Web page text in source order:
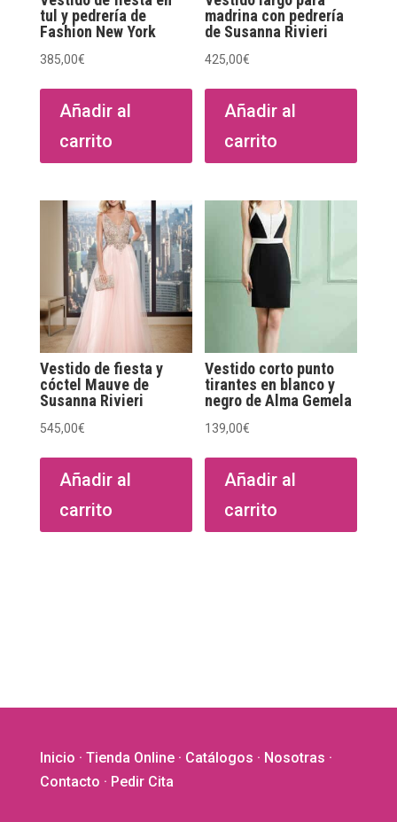
tul y pedrería de
Fashion New York
385,00€
Añadir al
carrito
madrina con pedrería
de Susanna Rivieri
425,00€
Añadir al
carrito
Vestido de fiesta y
cóctel Mauve de
Susanna Rivieri
545,00€
Añadir al
carrito
Vestido corto punto
tirantes en blanco y
negro de Alma Gemela
139,00€
Añadir al
carrito
Inicio · Tienda Online· Catálogos · Nosotras ·
Contacto · Pedir Cita